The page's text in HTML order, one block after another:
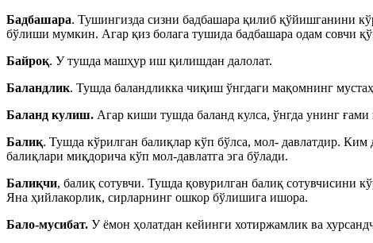
Бадбашара. Тушингизда сизни бадбашара қилиб қўйишганини
бўлиши мумкин. Агар қиз болага тушида бадбашара одам совчи
Байроқ. У тушда машҳур иш қилишдан далолат.
Баландлик. Тушда баландликка чиқиш ўнгдаги мақомнинг
Баланд кулиш. Агар киши тушда баланд кулса, ўнгда унинг ғами
Балиқ. Тушда кўрилган балиқлар кўп бўлса, мол- давлатдир. Ким
балиқлари миқдорича кўп мол-давлатга эга бўлади.
Балиқчи, балиқ сотувчи. Тушда қовурилган балиқ сотувчисини
Яна ҳийлакорлик, сирларнинг ошкор бўлишига ишора.
Бало-мусибат. У ёмон ҳолатдан кейинги хотиржамлик ва